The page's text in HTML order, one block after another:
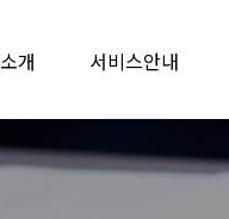
개 서비스안내